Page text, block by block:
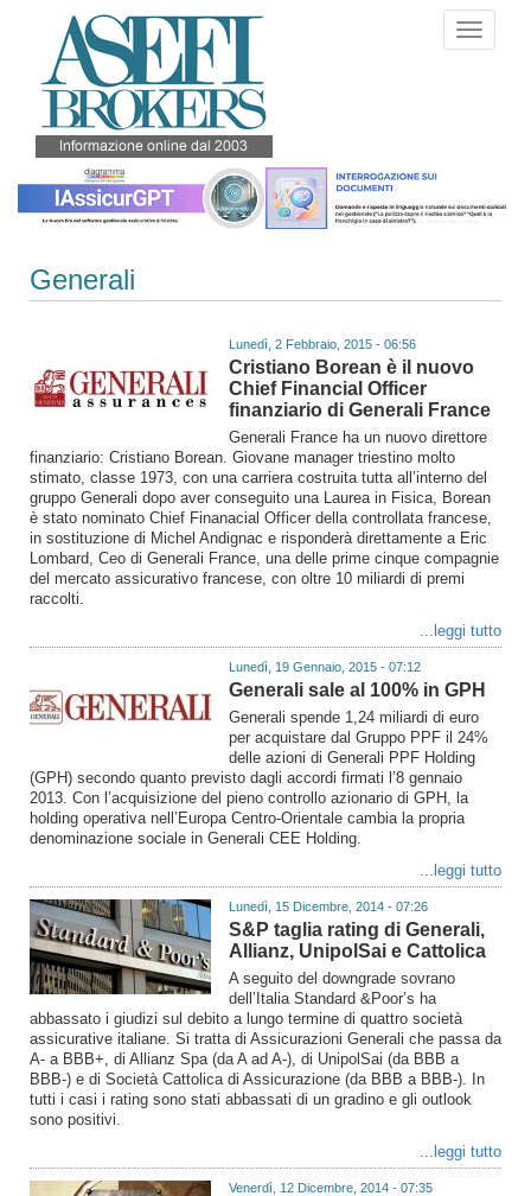
contenuto
principale
Toggle
Generali
Lunedì, 2 Febbraio, 2015 - 06:56
Cristiano Borean è il nuovo
Chief Financial Officer
finanziario di Generali France
Generali France ha un nuovo direttore
finanziario: Cristiano Borean. Giovane manager triestino molto
stimato, classe 1973, con una carriera costruita tutta all’interno del
gruppo Generali dopo aver conseguito una Laurea in Fisica, Borean
è stato nominato Chief Finanacial Officer della controllata francese,
in sostituzione di Michel Andignac e risponderà direttamente a Eric
Lombard, Ceo di Generali France, una delle prime cinque compagnie
del mercato assicurativo francese, con oltre 10 miliardi di premi
raccolti.
...leggi tutto
Lunedì, 19 Gennaio, 2015 - 07:12
Generali sale al 100% in GPH
Generali spende 1,24 miliardi di euro
per acquistare dal Gruppo PPF il 24%
delle azioni di Generali PPF Holding
(GPH) secondo quanto previsto dagli accordi firmati l’8 gennaio
2013. Con l’acquisizione del pieno controllo azionario di GPH, la
holding operativa nell’Europa Centro-Orientale cambia la propria
denominazione sociale in Generali CEE Holding.
...leggi tutto
Lunedì, 15 Dicembre, 2014 - 07:26
S&P taglia rating di Generali,
Allianz, UnipolSai e Cattolica
A seguito del downgrade sovrano
dell’Italia Standard &Poor’s ha
abbassato i giudizi sul debito a lungo termine di quattro società
assicurative italiane. Si tratta di Assicurazioni Generali che passa da
A- a BBB+, di Allianz Spa (da A ad A-), di UnipolSai (da BBB a
BBB-) e di Società Cattolica di Assicurazione (da BBB a BBB-). In
tutti i casi i rating sono stati abbassati di un gradino e gli outlook
sono positivi.
...leggi tutto
Venerdì, 12 Dicembre, 2014 - 07:35